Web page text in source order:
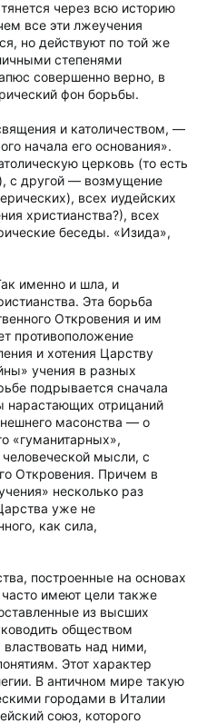
через всю историю
все эти лжеучения
но действуют по той же
степенями
совершенно верно, в
фон борьбы.
и католичеством, —
начала его основания».
церковь (то есть
с другой — возмущение
всех иудейских
христианства?), всех
беседы. «Изида»,
именно и шла, и
Эта борьба
Откровения и им
противоположение
и хотения Царству
учения в разных
подрывается сначала
нарастающих отрицаний
масонства — о
«гуманитарных»,
мысли, с
Откровения. Причем в
несколько раз
уже не
как сила,
построенные на основах
имеют цели также
из высших
обществом
над ними,
Этот характер
В античном мире такую
городами в Италии
союз, которого